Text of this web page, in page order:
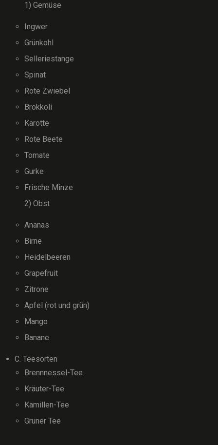
1) Gemüse
Ingwer
Grünkohl
Selleriestange
Spinat
Rote Zwiebel
Brokkoli
Karotte
Rote Beete
Tomate
Gurke
Frische Minze
2) Obst
Ananas
Birne
Heidelbeeren
Grapefruit
Zitrone
Apfel (rot und grün)
Mango
Banane
C. Teesorten
Brennnessel-Tee
Kräuter-Tee
Kamillen-Tee
Grüner Tee